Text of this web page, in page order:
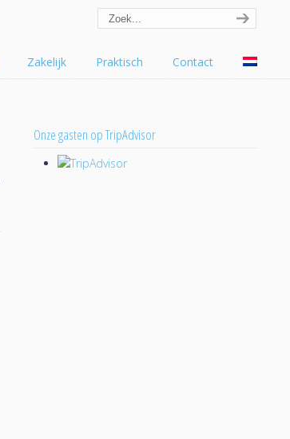
Zakelijk Praktisch Contact
Onze gasten op TripAdvisor